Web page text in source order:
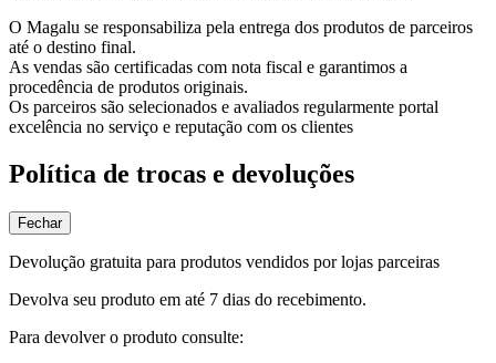
O Magalu se responsabiliza pela entrega dos produtos de parceiros
até o destino final.
As vendas são certificadas com nota fiscal e garantimos a
procedência de produtos originais.
Os parceiros são selecionados e avaliados regularmente portal
excelência no serviço e reputação com os clientes
Política de trocas e devoluções
Fechar
Devolução gratuita para produtos vendidos por lojas parceiras
Devolva seu produto em até 7 dias do recebimento.
Para devolver o produto consulte: